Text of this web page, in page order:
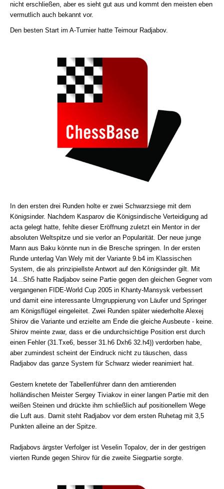
nicht erschließen, aber es sieht gut aus und kommt den meisten eben
vermutlich auch bekannt vor.
Den besten Start im A-Turnier hatte Teimour Radjabov.
In den ersten drei Runden holte er zwei Schwarzsiege mit dem
Königsinder. Nachdem Kasparov die Königsindische Verteidigung ad
acta gelegt hatte, fehlte dieser Eröffnung zuletzt ein Mentor in der
absoluten Weltspitze und sie verlor an Popularität. Der neue junge
Mann aus Baku könnte nun in die Bresche springen. In der ersten
Runde unterlag Van Wely mit der Variante 9.b4 im Klassischen
System, die als prinzipiellste Antwort auf den Königsinder gilt. Mit
14...Sh5 hatte Radjabov seine Partie gegen den gleichen Gegner vom
vergangenen FIDE-World Cup 2005 in Khanty-Mansysk verbessert
und damit eine interessante Umgruppierung von Läufer und Springer
am Königsflügel eingeleitet. Zwei Runden später wiederholte Alexej
Shirov die Variante und erzielte am Ende die gleiche Ausbeute - keine.
Shirov meinte zwar, dass er die undurchsichtige Position erst durch
einen Fehler (31.Txe6, besser 31.h6 Dxh6 32.h4)) verdorben habe,
aber zumindest scheint der Eindruck nicht zu täuschen, dass
Radjabov das ganze System für Schwarz wieder reanimiert hat.
Gestern knetete der Tabellenführer dann den amtierenden
holländischen Meister Sergey Tiviakov in einer langen Partie mit den
weißen Steinen und drückte ihm schließlich auf positionellem Wege
die Luft aus. Damit steht Radjabov vor dem ersten Ruhetag mit 3,5
Punkten alleine an der Spitze.
Radjabovs ärgster Verfolger ist Veselin Topalov, der in der gestrigen
vierten Runde gegen Shirov für die zweite Siegpartie sorgte.